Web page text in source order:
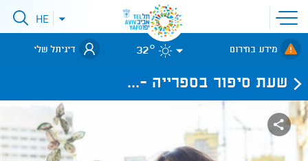
פתיחת
תפריט
אתר
לאתר עיריית
תל-אביב
פתיחתHE
מידע בחירום 32° דיגיתל שלי
שעת סיפור בספרייה -...